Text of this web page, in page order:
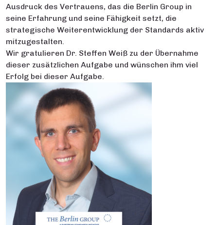
Ausdruck des Vertrauens, das die Berlin Group in
seine Erfahrung und seine Fähigkeit setzt, die
strategische Weiterentwicklung der Standards aktiv
mitzugestalten.
Wir gratulieren Dr. Steffen Weiß zu der Übernahme
dieser zusätzlichen Aufgabe und wünschen ihm viel
Erfolg bei dieser Aufgabe.